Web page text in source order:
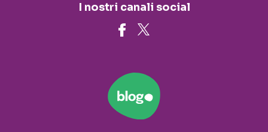
I nostri canali social